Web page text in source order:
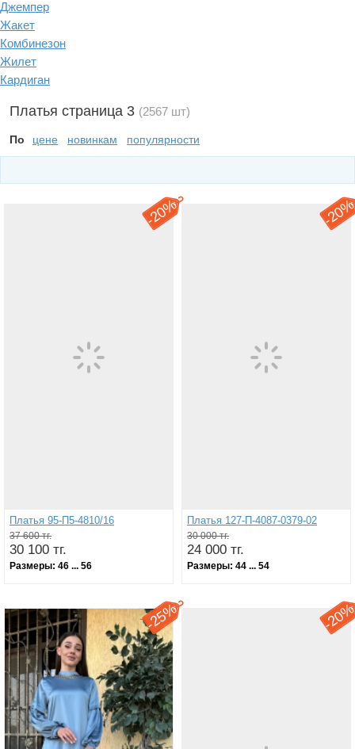
Джемпер
Жакет
Комбинезон
Жилет
Кардиган
Платья страница 3 (2567 шт)
По цене новинкам популярности
-
20%
Платья 95-П5-4810/16
37 600 тг.
30 100 тг.
Размеры: 46 ... 56
-
Платья 127-П-4087-0379-02
30 000 тг.
24 000 тг.
Размеры: 44 ... 54
-
25% -